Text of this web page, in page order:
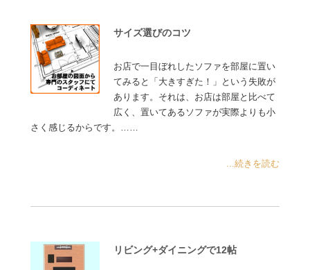
サイズ選びのコツ
お店で一目ぼれしたソファを部屋に置い
てみると「大きすぎた！」という失敗が
あります。それは、お店は部屋と比べて
広く、置いてあるソファが実際よりも小
さく感じるからです。……
...続きを読む
リビング+ダイニングで12帖